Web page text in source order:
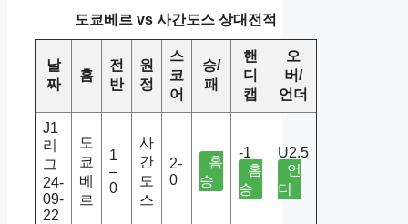
도쿄베르 vs 사간도스 상대전적
날
짜
홈
전
반
원
정
스
코
어
승/
패
핸
디
캡
오
버/
언더
J1
리
그
24-
09-
22
도
쿄
베
르
1
–
0
사
간
도
스
2-
0
홈
승
-1
홈
승
U2.5
언
더